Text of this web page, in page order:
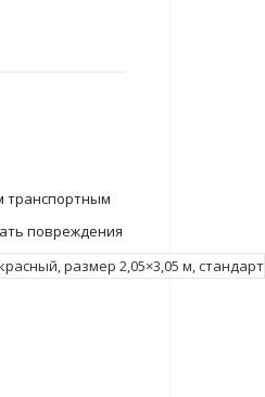
транспортным
повреждения